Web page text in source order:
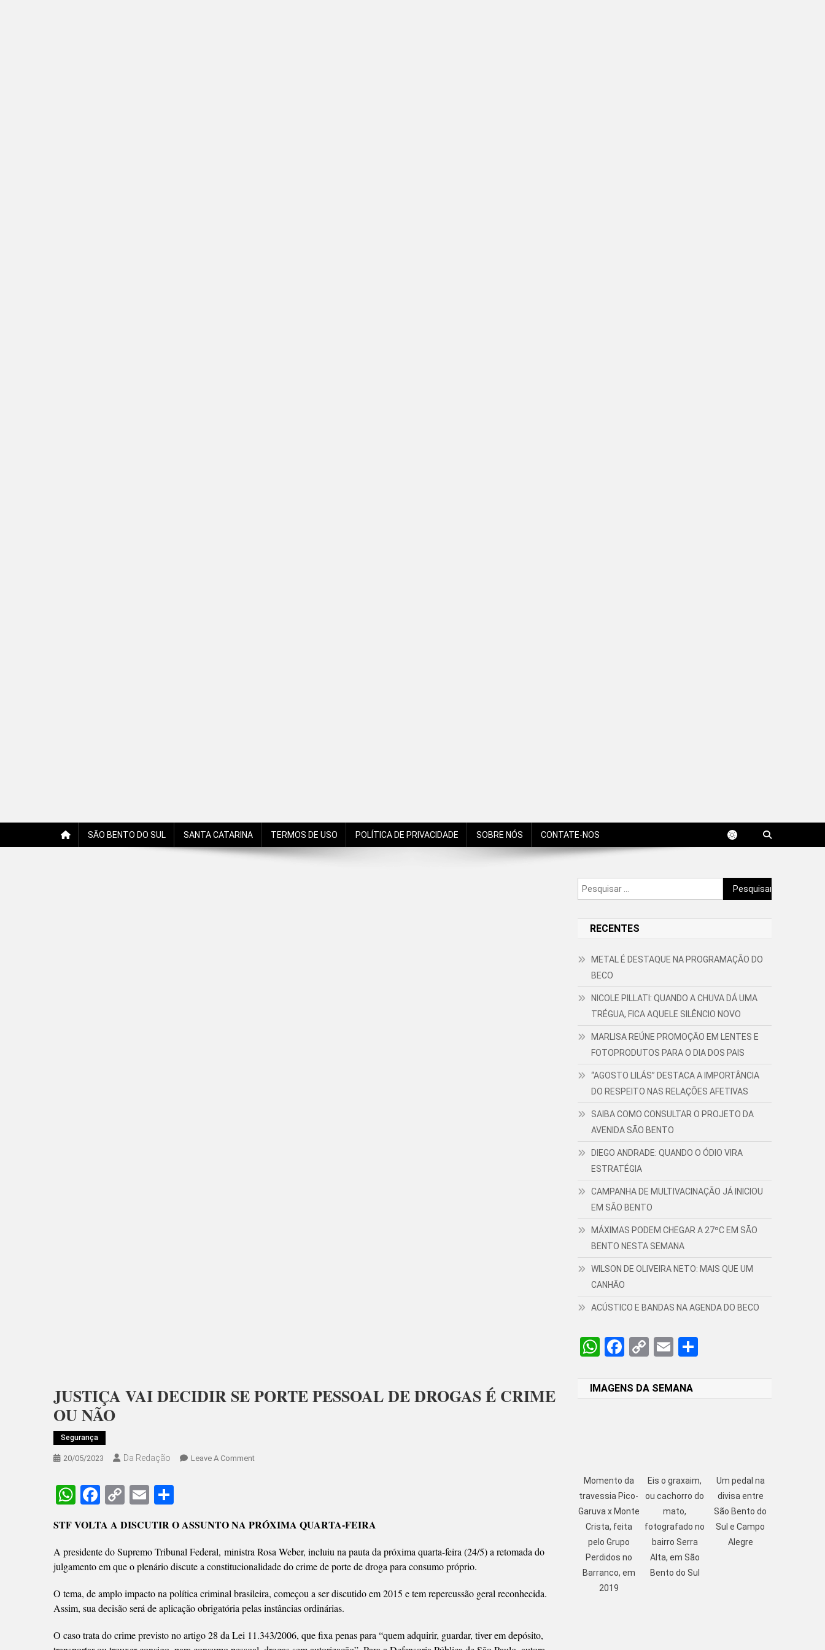
SÃO BENTO DO SUL SANTA CATARINA TERMOS DE USO POLÍTICA DE PRIVACIDADE SOBRE NÓS CONTATE-NOS
JUSTIÇA VAI DECIDIR SE PORTE PESSOAL DE DROGAS É CRIME
OU NÃO
Segurança
20/05/2023 Da Redação Leave A CommentOn
PORTE
DE
DROGAS
CRIME
OU
WhatsApp
Facebook
CopyEmail
STF VOLTA A DISCUTIR O ASSUNTO NA PRÓXIMA QUARTA-FEIRA
A presidente do Supremo Tribunal Federal, ministra Rosa Weber, incluiu na pauta da próxima quarta-feira (24/5) a retomada do
julgamento em que o plenário discute a constitucionalidade do crime de porte de droga para consumo próprio.
O tema, de amplo impacto na política criminal brasileira, começou a ser discutido em 2015 e tem repercussão geral reconhecida.
Assim, sua decisão será de aplicação obrigatória pelas instâncias ordinárias.
O caso trata do crime previsto no artigo 28 da Lei 11.343/2006, que fixa penas para “quem adquirir, guardar, tiver em depósito,
Pesquisar
por:
RECENTES
METAL É DESTAQUE NA PROGRAMAÇÃO DO
BECO
NICOLE PILLATI: QUANDO A CHUVA DÁ UMA
TRÉGUA, FICA AQUELE SILÊNCIO NOVO
MARLISA REÚNE PROMOÇÃO EM LENTES E
FOTOPRODUTOS PARA O DIA DOS PAIS
“AGOSTO LILÁS” DESTACA A IMPORTÂNCIA
DO RESPEITO NAS RELAÇÕES AFETIVAS
SAIBA COMO CONSULTAR O PROJETO DA
AVENIDA SÃO BENTO
DIEGO ANDRADE: QUANDO O ÓDIO VIRA
ESTRATÉGIA
CAMPANHA DE MULTIVACINAÇÃO JÁ INICIOU
EM SÃO BENTO
MÁXIMAS PODEM CHEGAR A 27ºC EM SÃO
BENTO NESTA SEMANA
WILSON DE OLIVEIRA NETO: MAIS QUE UM
CANHÃO
ACÚSTICO E BANDAS NA AGENDA DO BECO
WhatsApp
Facebook
CopyEmail
IMAGENS DA SEMANA
Momento da
travessia Pico-
Garuva x Monte
Crista, feita
pelo Grupo
Perdidos no
Barranco, em
2019
Eis o graxaim,
ou cachorro do
mato,
fotografado no
bairro Serra
Alta, em São
Bento do Sul
Um pedal na
divisa entre
São Bento do
Sul e Campo
Alegre